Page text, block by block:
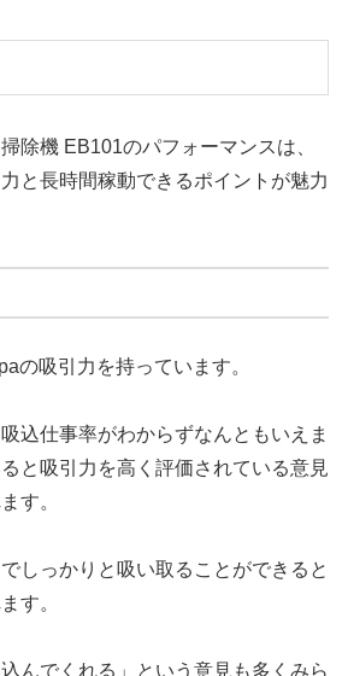
除機 EB101のパフォーマンスは、
と長時間稼動できるポイントが魅力
の吸引力を持っています。
込仕事率がわからずなんともいえま
と吸引力を高く評価されている意見
す。
しっかりと吸い取ることができると
す。
んでくれる」という意見も多くみら